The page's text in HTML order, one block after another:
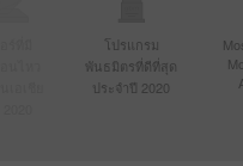
โปรแกรม
พันธมิตรที่ดีที่สุด
ประจำปี 2020